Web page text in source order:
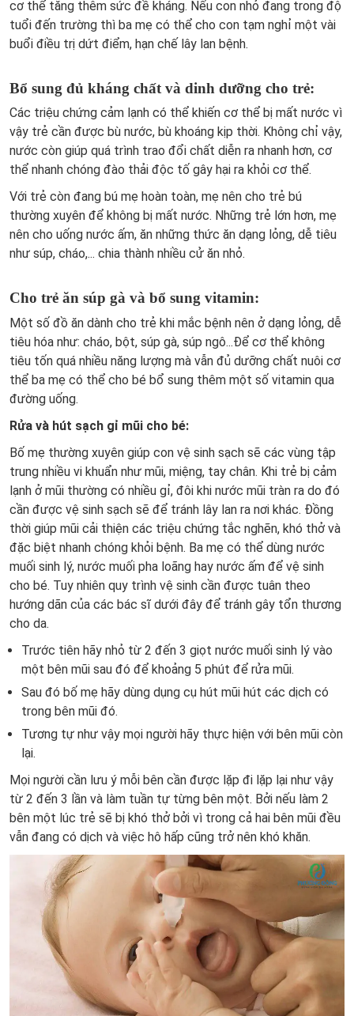
cơ thể tăng thêm sức đề kháng. Nếu con nhỏ đang trong độ
tuổi đến trường thì ba mẹ có thể cho con tạm nghỉ một vài
buổi điều trị dứt điểm, hạn chế lây lan bệnh.
Bổ sung đủ kháng chất và dinh dưỡng cho trẻ:
Các triệu chứng cảm lạnh có thể khiến cơ thể bị mất nước vì
vậy trẻ cần được bù nước, bù khoáng kịp thời. Không chỉ vậy,
nước còn giúp quá trình trao đổi chất diễn ra nhanh hơn, cơ
thể nhanh chóng đào thải độc tố gây hại ra khỏi cơ thể.
Với trẻ còn đang bú mẹ hoàn toàn, mẹ nên cho trẻ bú
thường xuyên để không bị mất nước. Những trẻ lớn hơn, mẹ
nên cho uống nước ấm, ăn những thức ăn dạng lỏng, dễ tiêu
như súp, cháo,... chia thành nhiều cử ăn nhỏ.
Cho trẻ ăn súp gà và bổ sung vitamin:
Một số đồ ăn dành cho trẻ khi mắc bệnh nên ở dạng lỏng, dễ
tiêu hóa như: cháo, bột, súp gà, súp ngô...Để cơ thể không
tiêu tốn quá nhiều năng lượng mà vẫn đủ dưỡng chất nuôi cơ
thể ba mẹ có thể cho bé bổ sung thêm một số vitamin qua
đường uống.
Rửa và hút sạch gỉ mũi cho bé:
Bố mẹ thường xuyên giúp con vệ sinh sạch sẽ các vùng tập
trung nhiều vi khuẩn như mũi, miệng, tay chân. Khi trẻ bị cảm
lạnh ở mũi thường có nhiều gỉ, đôi khi nước mũi tràn ra do đó
cần được vệ sinh sạch sẽ để tránh lây lan ra nơi khác. Đồng
thời giúp mũi cải thiện các triệu chứng tắc nghẽn, khó thở và
đặc biệt nhanh chóng khỏi bệnh. Ba mẹ có thể dùng nước
muối sinh lý, nước muối pha loãng hay nước ấm để vệ sinh
cho bé. Tuy nhiên quy trình vệ sinh cần được tuân theo
hướng dãn của các bác sĩ dưới đây để tránh gây tổn thương
cho da.
Trước tiên hãy nhỏ từ 2 đến 3 giọt nước muối sinh lý vào
một bên mũi sau đó để khoảng 5 phút để rửa mũi.
Sau đó bố mẹ hãy dùng dụng cụ hút mũi hút các dịch có
trong bên mũi đó.
Tương tự như vậy mọi người hãy thực hiện với bên mũi còn
lại.
Mọi người cần lưu ý mỗi bên cần được lặp đi lặp lại như vậy
từ 2 đến 3 lần và làm tuần tự từng bên một. Bởi nếu làm 2
bên một lúc trẻ sẽ bị khó thở bởi vì trong cả hai bên mũi đều
vẫn đang có dịch và việc hô hấp cũng trở nên khó khăn.